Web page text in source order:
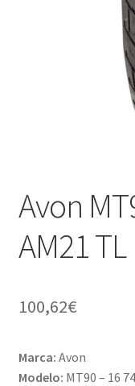
Avon
AM21
100,62€
Marca: Avon
Modelo: MT90 – 16